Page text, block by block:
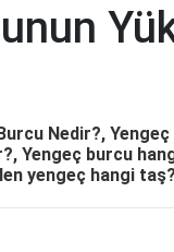
Nedir?,
Yengeç burcu
yengeç hangi taş?